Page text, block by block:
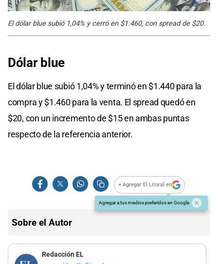
El dólar blue subió 1,04% y cerró en $1.460, con spread de $20.
Dólar blue
El dólar blue subió 1,04% y terminó en $1.440 para la
compra y $1.460 para la venta. El spread quedó en
$20, con un incremento de $15 en ambas puntas
respecto de la referencia anterior.
+ Agregar El Litoral en
Agregar a tus medios preferidos en Google
Sobre el Autor
Redacción EL